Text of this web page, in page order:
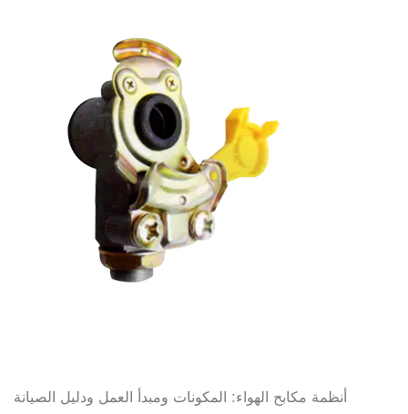
أنظمة مكابح الهواء: المكونات ومبدأ العمل ودليل الصيانة